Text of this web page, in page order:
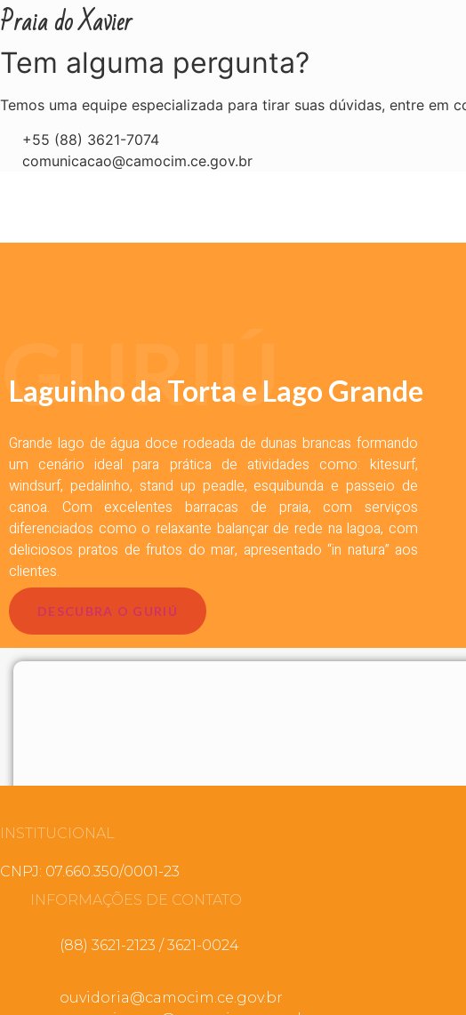
Praia do Xavier
Tem alguma pergunta?
Temos uma equipe especializada para tirar suas dúvidas, entre
+55 (88) 3621-7074
comunicacao@camocim.ce.gov.br
GURIÚ
Laguinho da Torta e Lago Grande
Grande lago de água doce rodeada de dunas brancas formando
um cenário ideal para prática de atividades como: kitesurf,
windsurf, pedalinho, stand up peadle, esquibunda e passeio de
canoa. Com excelentes barracas de praia, com serviços
diferenciados como o relaxante balançar de rede na lagoa, com
deliciosos pratos de frutos do mar, apresentado “in natura” aos
clientes.
DESCUBRA O GURIÚ
INSTITUCIONAL
CNPJ: 07.660.350/0001-23
INFORMAÇÕES DE CONTATO
(88) 3621-2123 / 3621-0024
ouvidoria@camocim.ce.gov.br